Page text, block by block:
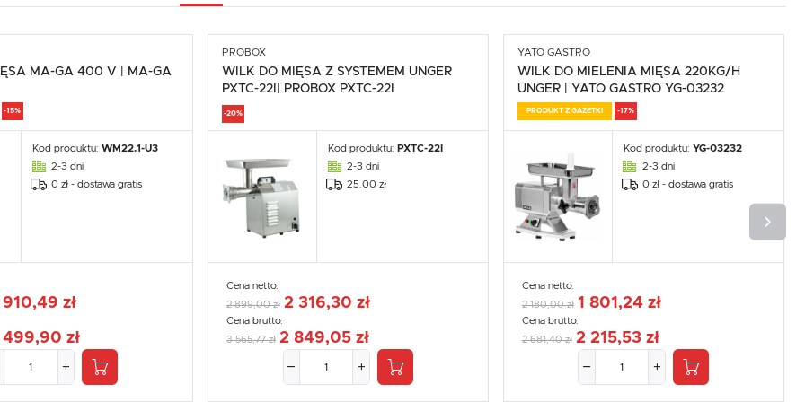
MA-GA 400 V | MA-GA
-15%
Kod produktu:WM22.1-U3
2-3 dni
0 zł - dostawa gratis
zł
499,90 zł
PROBOX
WILK DO MIĘSA Z SYSTEMEM UNGER
PXTC-22I| PROBOX PXTC-22I
-20%
Kod produktu: PXTC-22I
2-3 dni
25.00 zł
Cena netto:
2 899,00 zł 2 316,30 zł
Cena brutto:
3 565,77 zł 2 849,05 zł
YATO GASTRO
WILK DO MIELENIA MIĘSA 220KG/H
UNGER | YATO GASTRO YG-03232
PRODUKT Z GAZETKI -17%
Kod produktu: YG-03232
2-3 dni
0 zł - dostawa gratis
Cena netto:
2 180,00 zł 1 801,24 zł
Cena brutto:
2 681,40 zł 2 215,53 zł